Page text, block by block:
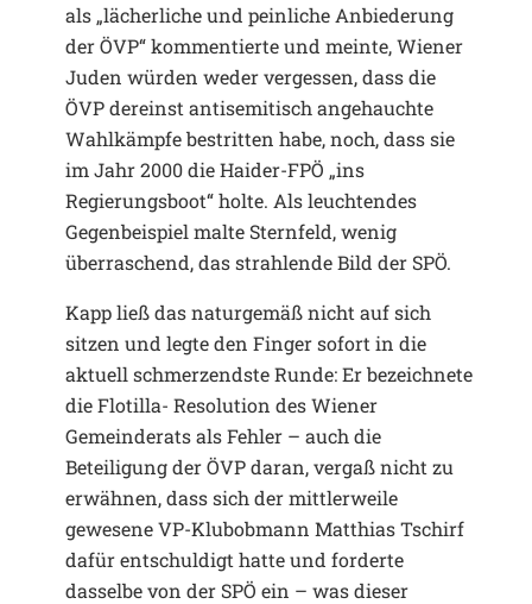
als „lächerliche und peinliche Anbiederung
der ÖVP“ kommentierte und meinte, Wiener
Juden würden weder vergessen, dass die
ÖVP dereinst antisemitisch angehauchte
Wahlkämpfe bestritten habe, noch, dass sie
im Jahr 2000 die Haider-FPÖ „ins
Regierungsboot“ holte. Als leuchtendes
Gegenbeispiel malte Sternfeld, wenig
überraschend, das strahlende Bild der SPÖ.
Kapp ließ das naturgemäß nicht auf sich
sitzen und legte den Finger sofort in die
aktuell schmerzendste Runde: Er bezeichnete
die Flotilla- Resolution des Wiener
Gemeinderats als Fehler – auch die
Beteiligung der ÖVP daran, vergaß nicht zu
erwähnen, dass sich der mittlerweile
gewesene VP-Klubobmann Matthias Tschirf
dafür entschuldigt hatte und forderte
dasselbe von der SPÖ ein – was dieser